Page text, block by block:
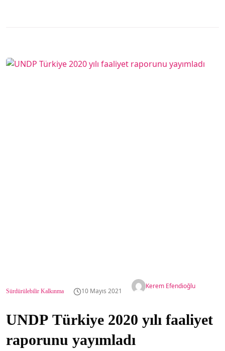
Sürdürülebilir Kalkınma 10 Mayıs 2021
Kerem Efendioğlu
UNDP Türkiye 2020 yılı faaliyet
raporunu yayımladı